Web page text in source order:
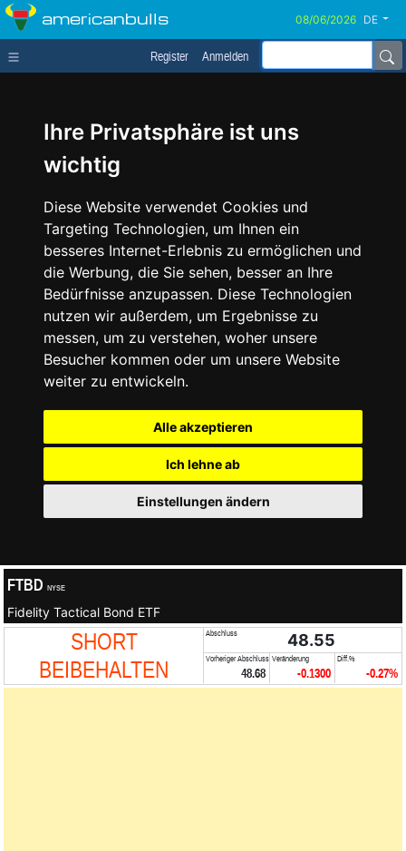
Ihre Privatsphäre ist uns
wichtig
Diese Website verwendet Cookies und
Targeting Technologien, um Ihnen ein
besseres Internet-Erlebnis zu ermöglichen und
die Werbung, die Sie sehen, besser an Ihre
Bedürfnisse anzupassen. Diese Technologien
nutzen wir außerdem, um Ergebnisse zu
messen, um zu verstehen, woher unsere
Besucher kommen oder um unsere Website
weiter zu entwickeln.
Alle akzeptieren
Ich lehne ab
Einstellungen ändern
americanbulls DE
Register Anmelden
FTBD NYSE
Fidelity Tactical Bond ETF
SHORT
BEIBEHALTEN
Abschluss 48.55
Vorheriger Abschluss
48.68
Veränderung
-0.1300
Diff.%
-0.27%